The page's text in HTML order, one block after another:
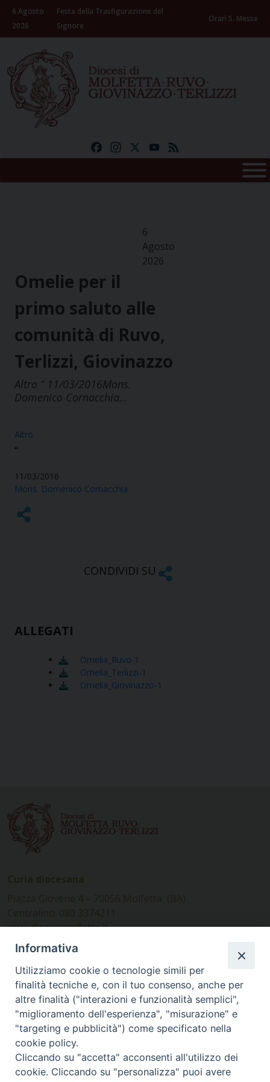
Skip
content
6 Agosto
2026
Festa della Trasfigurazione del
Signore
Orari S. Messe
FacebookInstagramYouTube
6
Agosto
2026
Omelie per il
primo saluto alle
comunità di Ruvo,
Terlizzi, Giovinazzo
Altro “ 11/03/2016Mons.
Domenico Cornacchia…
Altro
“
11/03/2016
Mons. Domenico Cornacchia
CONDIVIDI SU
ALLEGATI
Omelia_Ruvo-1
Omelia_Terlizzi-1
Omelia_Giovinazzo-1
www.diocesimolfetta.it –
diocesimolfetta@pec.chiesacattolica.it
Ufficio Comunicazioni sociali
Piazza Giovene 4 – 70056 Molfetta (BA)
comunicazionisociali@diocesimolfetta.it
SEGUICI SU
Facebook
Instagram
X YouTube
Feed
Informativa
Utilizziamo cookie o tecnologie simili per
finalità tecniche e, con il tuo consenso, anche per
altre finalità ("interazioni e funzionalità semplici",
"miglioramento dell'esperienza", "misurazione" e
"targeting e pubblicità") come specificato nella
cookie policy.
Cliccando su "accetta" acconsenti all'utilizzo dei
cookie. Cliccando su "personalizza" puoi avere